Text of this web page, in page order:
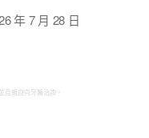
年 7 月 28 日
親自向牙醫洽詢。